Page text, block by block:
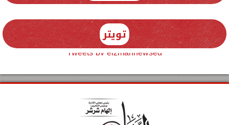
تويتر
Tweets by elzmannewseg